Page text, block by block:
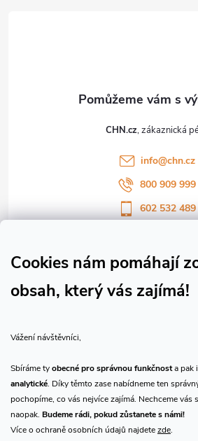
Cookies nám pomáhají
obsah, který vás zajímá!
Vážení návštěvníci,
Sbíráme tyobecné pro správnou funkčnosta pak
analytické. Díky těmto zase nabídneme ten
pochopíme, co vás nejvíce zajímá. Nechceme vás
naopak. Budeme rádi, pokud zůstanete s námi!
Více o ochraně osobních údajů najdetezde.
CHN.cz
info@chn.cz
800 909 999
602 532 489
Sledujte náš vlog
Přijímáme online platby